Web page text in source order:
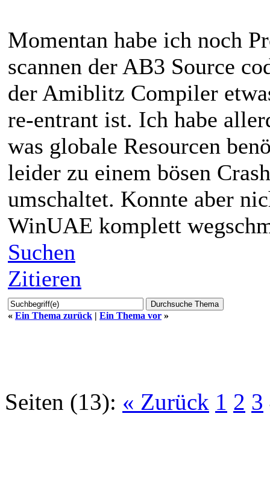
Momentan habe ich noch
scannen der AB3 Source
der Amiblitz Compiler
re-entrant ist. Ich habe
was globale Resourcen
leider zu einem bösen
umschaltet. Konnte aber
WinUAE komplett
Suchen
Zitieren
« Ein Thema zurück | Ein Thema vor »
Seiten (13): « Zurück 1 2 3